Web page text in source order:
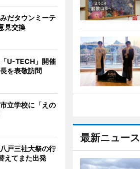
最新ニュース
だタウンミーテ
見交換
U-TECH」開催
を表敬訪問
立学校に「えの
戸三社大祭の行
てまた出発